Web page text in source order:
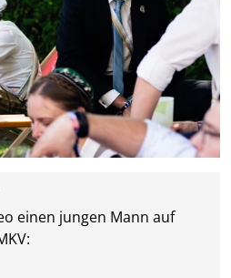
einen jungen Mann auf